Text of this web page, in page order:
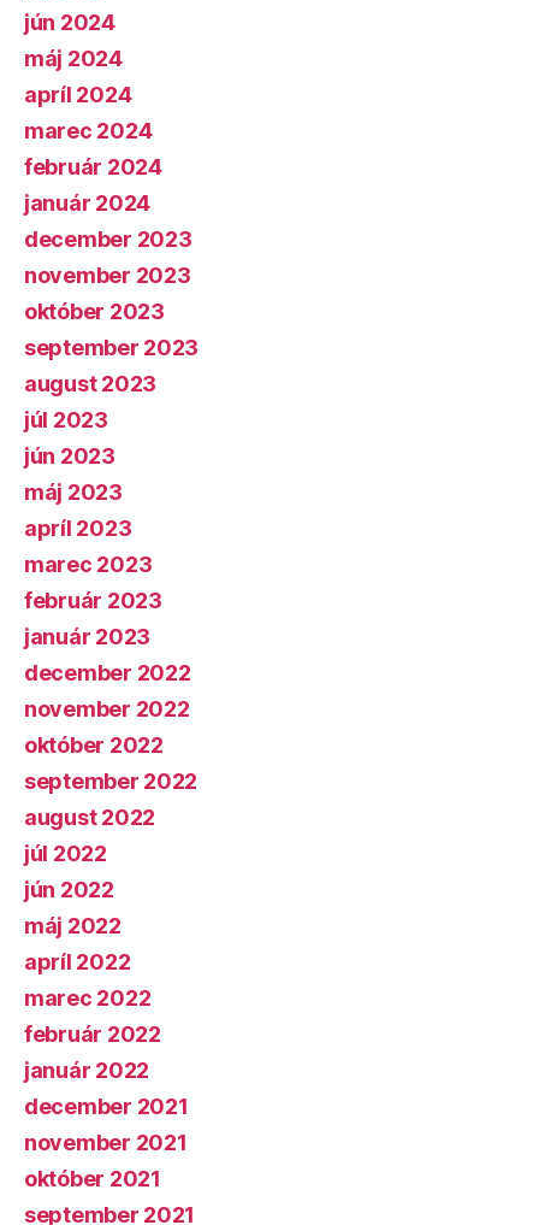
jún 2024
máj 2024
apríl 2024
marec 2024
február 2024
január 2024
december 2023
november 2023
október 2023
september 2023
august 2023
júl 2023
jún 2023
máj 2023
apríl 2023
marec 2023
február 2023
január 2023
december 2022
november 2022
október 2022
september 2022
august 2022
júl 2022
jún 2022
máj 2022
apríl 2022
marec 2022
február 2022
január 2022
december 2021
november 2021
október 2021
september 2021